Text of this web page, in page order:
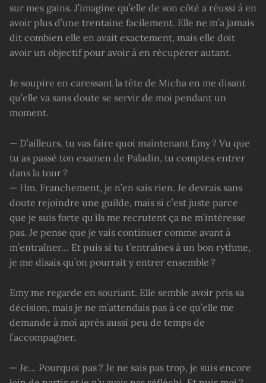
sur mes gains. J’imagine qu’elle de son côté a réussi à en
avoir plus d’une trentaine facilement. Elle ne m’a jamais
dit combien elle en avait exactement, mais elle doit
avoir un objectif pour avoir à en récupérer autant.
Je soupire en caressant la tête de Micha en me disant
qu’elle va sans doute se servir de moi pendant un
moment.
— D’ailleurs, tu vas faire quoi maintenant Emy ? Vu que
tu as passé ton examen de Paladin, tu comptes entrer
dans la tour ?
— Hm. Franchement, je n’en sais rien. Je devrais sans
doute rejoindre une guilde, mais si c’est juste parce
que je suis forte qu’ils me recrutent ça ne m’intéresse
pas. Je pense que je vais continuer comme avant à
m’entraîner… Et puis si tu t’entraînes à un bon rythme,
je me disais qu’on pourrait y entrer ensemble ?
Emy me regarde en souriant. Elle semble avoir pris sa
décision, mais je ne m’attendais pas à ce qu’elle me
demande à moi après aussi peu de temps de
l’accompagner.
— Je… Pourquoi pas ? Je ne sais pas trop, je suis encore